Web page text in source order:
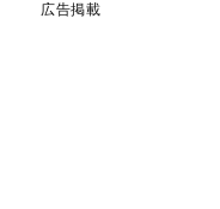
広告掲載